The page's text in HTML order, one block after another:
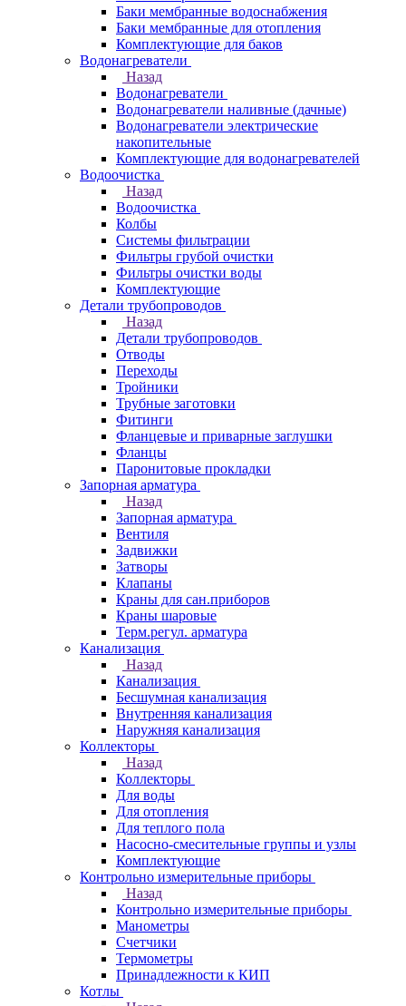
Баки мембранные водоснабжения
Баки мембранные для отопления
Комплектующие для баков
Водонагреватели
Назад
Водонагреватели
Водонагреватели наливные (дачные)
Водонагреватели электрические
накопительные
Комплектующие для водонагревателей
Водоочистка
Назад
Водоочистка
Колбы
Системы фильтрации
Фильтры грубой очистки
Фильтры очистки воды
Комплектующие
Детали трубопроводов
Назад
Детали трубопроводов
Отводы
Переходы
Тройники
Трубные заготовки
Фитинги
Фланцевые и приварные заглушки
Фланцы
Паронитовые прокладки
Запорная арматура
Назад
Запорная арматура
Вентиля
Задвижки
Затворы
Клапаны
Краны для сан.приборов
Краны шаровые
Терм.регул. арматура
Канализация
Назад
Канализация
Бесшумная канализация
Внутренняя канализация
Наружняя канализация
Коллекторы
Назад
Коллекторы
Для воды
Для отопления
Для теплого пола
Насосно-смесительные группы и узлы
Комплектующие
Контрольно измерительные приборы
Назад
Контрольно измерительные приборы
Манометры
Счетчики
Термометры
Принадлежности к КИП
Котлы